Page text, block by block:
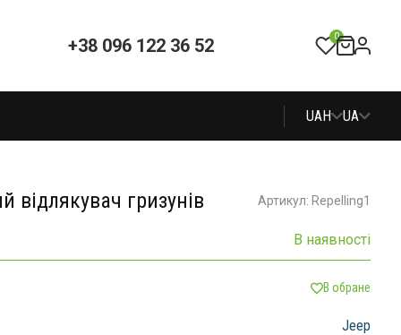
+38 096 122 36 52 0
UAH UA
відлякувач гризунів Артикул: Repelling1
В наявності
В обране
Jeep